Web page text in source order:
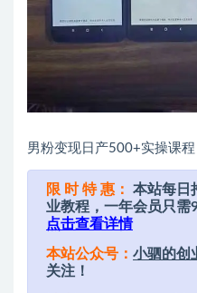
男粉变现日产500+实操课
限 时 特 惠：
本站每日
业教程，一年会员只需
点击查看详情
本站公众号： 小驷的创
关注！